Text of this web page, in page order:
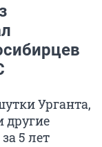
Урганта,
другие
5 лет